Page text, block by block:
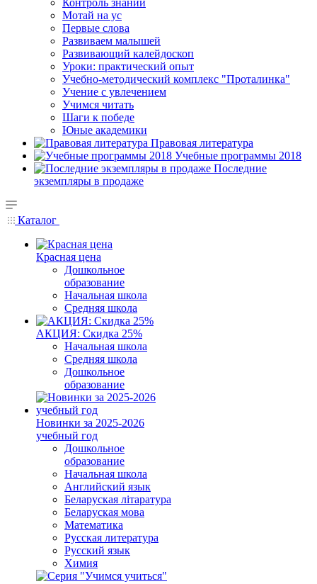
Контроль знаний
Мотай на ус
Первые слова
Развиваем малышей
Развивающий калейдоскоп
Уроки: практический опыт
Учебно-методический комплекс "Проталинка"
Учение с увлечением
Учимся читать
Шаги к победе
Юные академики
Правовая литература
Учебные программы 2018
Последние
экземпляры в продаже
Каталог
Красная цена
Дошкольное
образование
Начальная школа
Средняя школа
АКЦИЯ: Скидка 25%
Начальная школа
Средняя школа
Дошкольное
образование
Новинки за 2025-2026
учебный год
Дошкольное
образование
Начальная школа
Английский язык
Беларуская літаратура
Беларуская мова
Математика
Русская литература
Русский язык
Химия